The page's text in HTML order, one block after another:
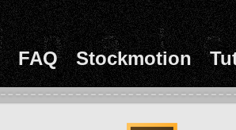
FAQ Stockmotion